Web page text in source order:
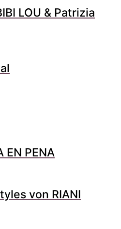
LOU & Patrizia
EN PENA
von RIANI